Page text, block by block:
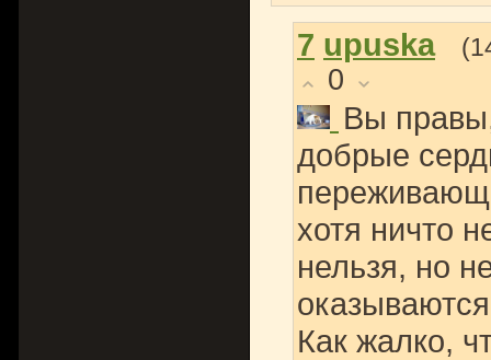
7 upuska
0
Вы
добрые
хотя ничто
нельзя, но
Как жалко,